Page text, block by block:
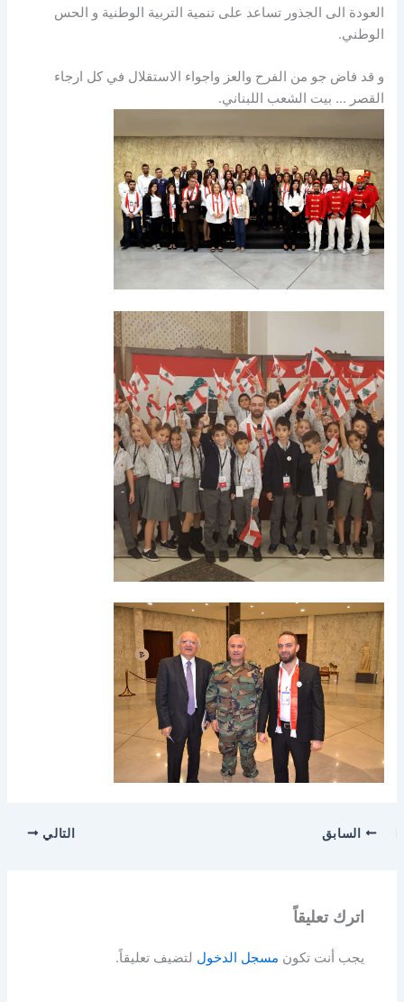
العودة الى الجذور تساعد على تنمية التربية الوطنية و الحس
الوطني.
و قد فاض جو من الفرح والعز واجواء الاستقلال في كل ارجاء
القصر … بيت الشعب اللبناني.
السابق التالي
اترك تعليقاً
يجب أنت تكون مسجل الدخول لتضيف تعليقاً.